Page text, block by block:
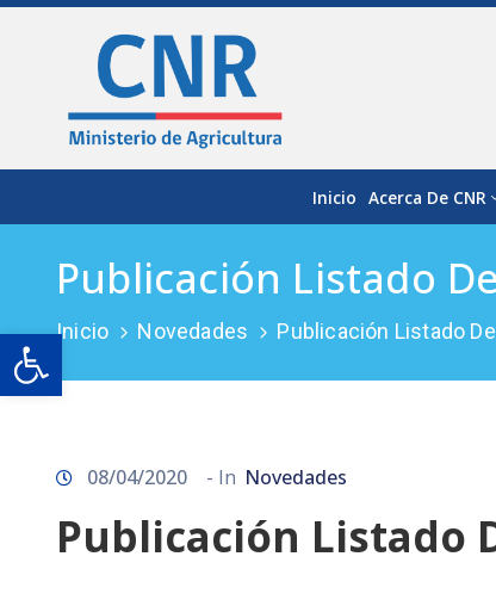
Open toolbar
Inicio Acerca De CNR
Publicación Listado
Inicio Novedades Publicación Listado
08/04/2020 - In Novedades
Publicación Listado